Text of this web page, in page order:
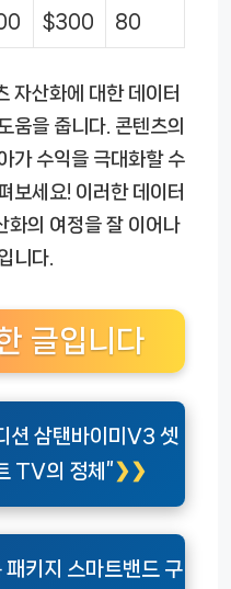
$300 80
자산화에 대한 데이터
움을 줍니다. 콘텐츠의
가 수익을 극대화할 수
보세요! 이러한 데이터
화의 여정을 잘 이어나
니다.
글입니다
션 삼탠바이미V3 셋
TV의 정체”
키지 스마트밴드 구